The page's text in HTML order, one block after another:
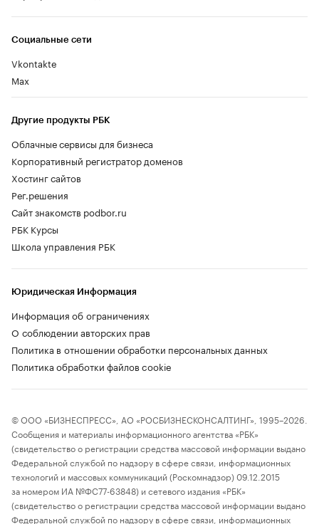
Социальные сети
Vkontakte
Max
Другие продукты РБК
Облачные сервисы для бизнеса
Корпоративный регистратор доменов
Хостинг сайтов
Рег.решения
Сайт знакомств podbor.ru
РБК Курсы
Школа управления РБК
Юридическая Информация
Информация об ограничениях
О соблюдении авторских прав
Политика в отношении обработки персональных данных
Политика обработки файлов cookie
© ООО «БИЗНЕСПРЕСС», АО «РОСБИЗНЕСКОНСАЛТИНГ», 1995–2026.
Сообщения и материалы информационного агентства «РБК»
(свидетельство о регистрации средства массовой информации выдано
Федеральной службой по надзору в сфере связи, информационных
технологий и массовых коммуникаций (Роскомнадзор) 09.12.2015
за номером ИА №ФС77-63848) и сетевого издания «РБК»
(свидетельство о регистрации средства массовой информации выдано
Федеральной службой по надзору в сфере связи, информационных